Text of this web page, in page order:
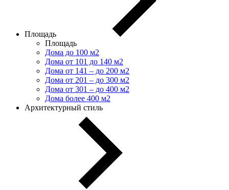
Площадь
Площадь
Дома до 100 м2
Дома от 101 до 140 м2
Дома от 141 – до 200 м2
Дома от 201 – до 300 м2
Дома от 301 – до 400 м2
Дома более 400 м2
Архитектурный стиль